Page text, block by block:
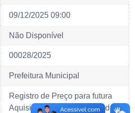
09/12/2025 09:00
Não Disponível
00028/2025
Prefeitura Municipal
Registro de Preço para futura
Aquisição de forma parcelada